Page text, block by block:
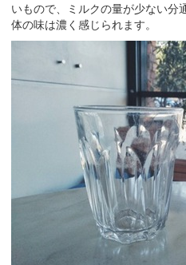
いもので、ミルクの量が少ない分
体の味は濃く感じられます。